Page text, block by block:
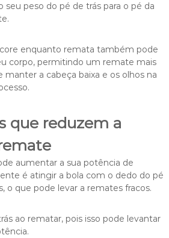
seu peso do pé de trás para o pé da
enquanto remata também pode
corpo, permitindo um remate mais
a cabeça baixa e os olhos na
que reduzem a
aumentar a sua potência de
é atingir a bola com o dedo do pé
o que pode levar a remates fracos.
ao rematar, pois isso pode levantar